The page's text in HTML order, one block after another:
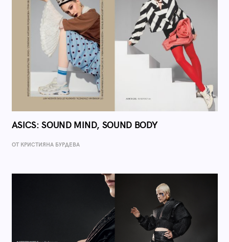
ASICS: SOUND MIND, SOUND BODY
ОТ КРИСТИЯНА БУРДЕВА